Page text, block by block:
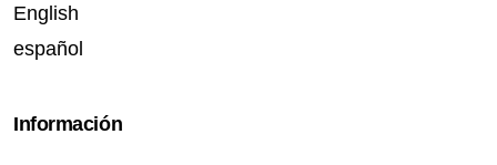
English
español
Información